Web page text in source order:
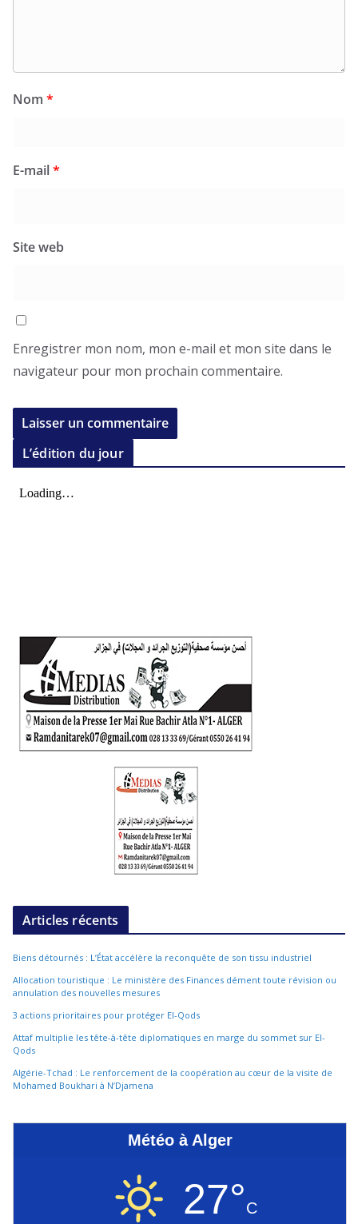
Nom *
E-mail*
Site web
Enregistrer mon nom, mon e-mail et mon site dans le
navigateur pour mon prochain commentaire.
L’édition du jour
Articles récents
Biens détournés : L’État accélère la reconquête de son tissu industriel
Allocation touristique : Le ministère des Finances dément toute révision ou
annulation des nouvelles mesures
3 actions prioritaires pour protéger El-Qods
Attaf multiplie les tête-à-tête diplomatiques en marge du sommet sur El-
Qods
Algérie-Tchad : Le renforcement de la coopération au cœur de la visite de
Mohamed Boukhari à N’Djamena
Météo à Alger
27°C